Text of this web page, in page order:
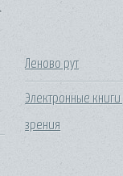
Леново рут
Электронные книги
зрения